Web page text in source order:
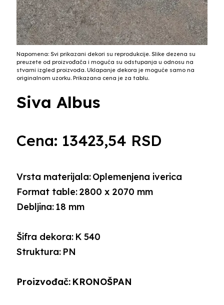
Napomena: Svi prikazani dekori su reprodukcije. Slike dezena su
preuzete od proizvođača i moguća su odstupanja u odnosu na
stvarni izgled proizvoda. Uklapanje dekora je moguće samo na
originalnom uzorku. Prikazana cena je za tablu.
Siva Albus
Cena: 13423,54 RSD
Debljina:18 mm
Format table:2800 x 2070 mm
Šifra dekora: K 540
Vrsta materijala:Oplemenjena iverica
Struktura: PN
Proizvođač: KRONOŠPAN